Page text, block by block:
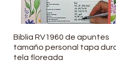
Vista rápida
Biblia RV1960 de apuntes
tamaño personal tapa
tela floreada